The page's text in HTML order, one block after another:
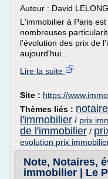
Auteur : David LELONG
L'immobilier à Paris
nombreuses
l'évolution des prix de
aujourd'hui...
Lire la suite
Site : https://
Thèmes liés :
l'immobilier / prix
de l'immobilier /
evolution prix
Note, Notaires,
immobilier | Le